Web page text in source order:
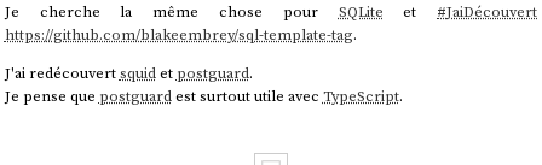
Je cherche la même chose pour SQLite et #JaiDécouvert
https://github.com/blakeembrey/sql-template-tag.
J'ai redécouvertsquidet postguard.
Je pense que postguardest surtout utile avec TypeScript.